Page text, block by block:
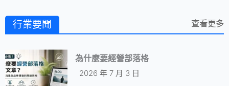
行業要聞 查看更多
為什麼要經營部落格
2026 年 7 月 3 日